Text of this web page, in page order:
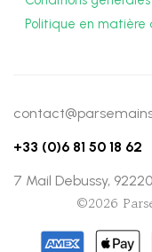
Politique en
+33 (0)6 81 50 18 62
7 Mail Debussy,
©2026